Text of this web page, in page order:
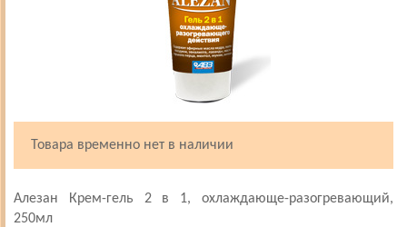
Товара временно нет в наличии
Алезан Крем-гель 2 в 1, охлаждающе-разогревающий,
250мл